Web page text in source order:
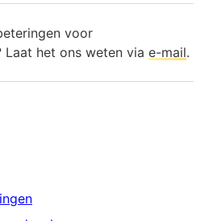
voor
het ons weten via e-mail.